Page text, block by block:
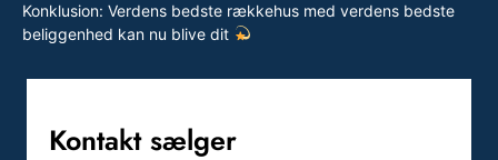
Konklusion: Verdens bedste rækkehus med verdens bedste
beliggenhed kan nu blive dit
Kontakt sælger